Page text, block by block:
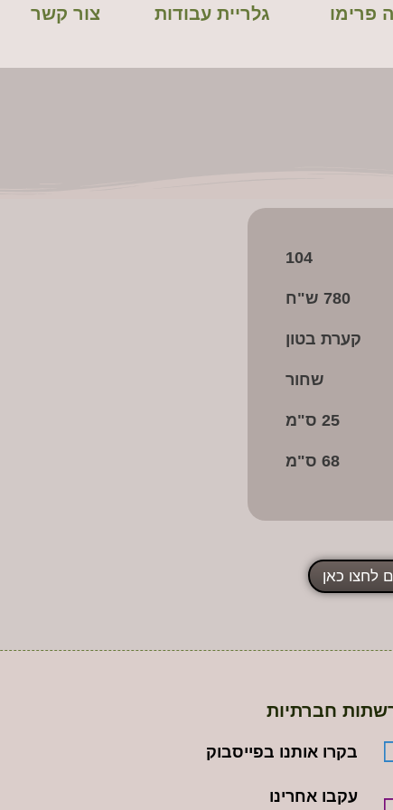
פרימו גלריית עבודות צור קשר
104
780 ש"ח
קערת בטון
שחור
25 ס"מ
68 ס"מ
לחצו כאן
חברתיות
בקרו אותנו בפייסבוק
עקבו אחרינו